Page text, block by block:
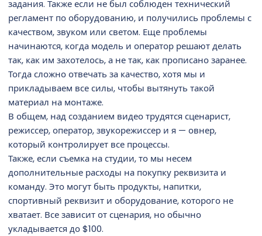
задания. Также если не был соблюден технический
регламент по оборудованию, и получились проблемы с
качеством, звуком или светом. Еще проблемы
начинаются, когда модель и оператор решают делать
так, как им захотелось, а не так, как прописано заранее.
Тогда сложно отвечать за качество, хотя мы и
прикладываем все силы, чтобы вытянуть такой
материал на монтаже.
В общем, над созданием видео трудятся сценарист,
режиссер, оператор, звукорежиссер и я — овнер,
который контролирует все процессы.
Также, если съемка на студии, то мы несем
дополнительные расходы на покупку реквизита и
команду. Это могут быть продукты, напитки,
спортивный реквизит и оборудование, которого не
хватает. Все зависит от сценария, но обычно
укладывается до $100.